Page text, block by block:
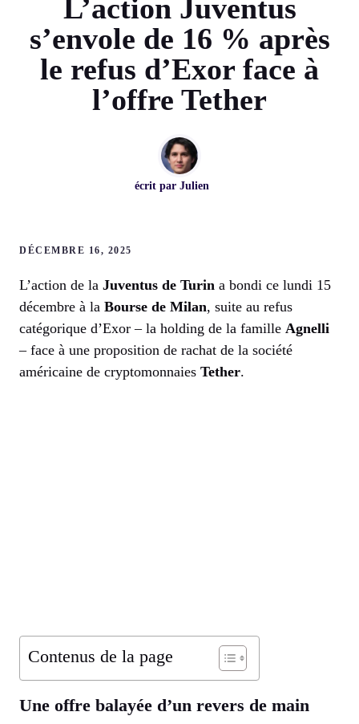
L’action Juventus
s’envole de 16 % après
le refus d’Exor face à
l’offre Tether
écrit par Julien
DÉCEMBRE 16, 2025
L’action de la Juventus de Turin a bondi ce lundi 15
décembre à la Bourse de Milan, suite au refus
catégorique d’Exor – la holding de la famille Agnelli
– face à une proposition de rachat de la société
américaine de cryptomonnaies Tether.
Contenus de la page
Une offre balayée d’un revers de main